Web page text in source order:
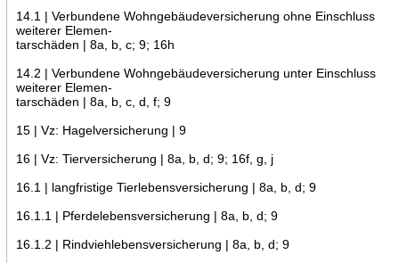
14.1 | Verbundene Wohngebäudeversicherung ohne Einschluss
weiterer Elemen-
tarschäden | 8a, b, c; 9; 16h
14.2 | Verbundene Wohngebäudeversicherung unter Einschluss
weiterer Elemen-
tarschäden | 8a, b, c, d, f; 9
15 | Vz: Hagelversicherung | 9
16 | Vz: Tierversicherung | 8a, b, d; 9; 16f, g, j
16.1 | langfristige Tierlebensversicherung | 8a, b, d; 9
16.1.1 | Pferdelebensversicherung | 8a, b, d; 9
16.1.2 | Rindviehlebensversicherung | 8a, b, d; 9